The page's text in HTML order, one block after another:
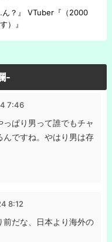
？』 VTuber『（2000
）』
-
7:46
ぱり男って誰でもチャ
んですね。やはり男は存
8:12
だな、日本より海外の